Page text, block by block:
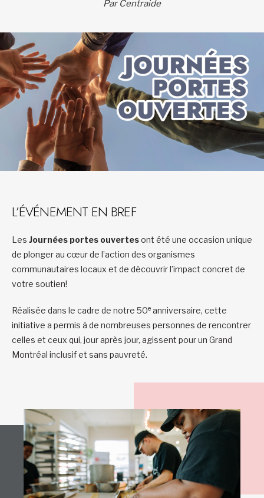
Par Centraide
L’ÉVÉNEMENT EN BREF
Les Journées portes ouvertesont été une occasion unique
de plonger au cœur de l’action des organismes
communautaires locaux et de découvrir l’impact concret de
votre soutien!
Réalisée dans le cadre de notre 50e anniversaire, cette
initiative a permis à de nombreuses personnes de rencontrer
celles et ceux qui, jour après jour, agissent pour un Grand
Montréal inclusif et sans pauvreté.